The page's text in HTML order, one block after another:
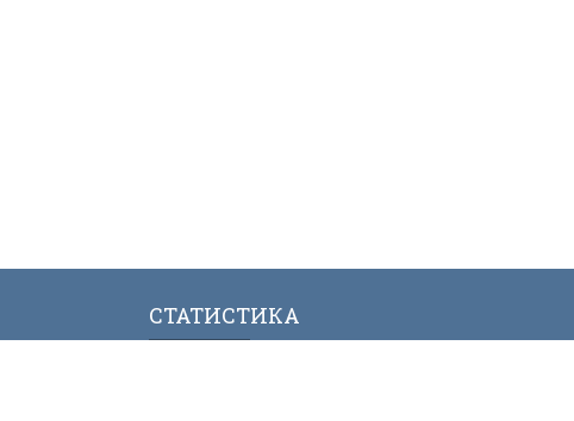
СТАТИСТИКА